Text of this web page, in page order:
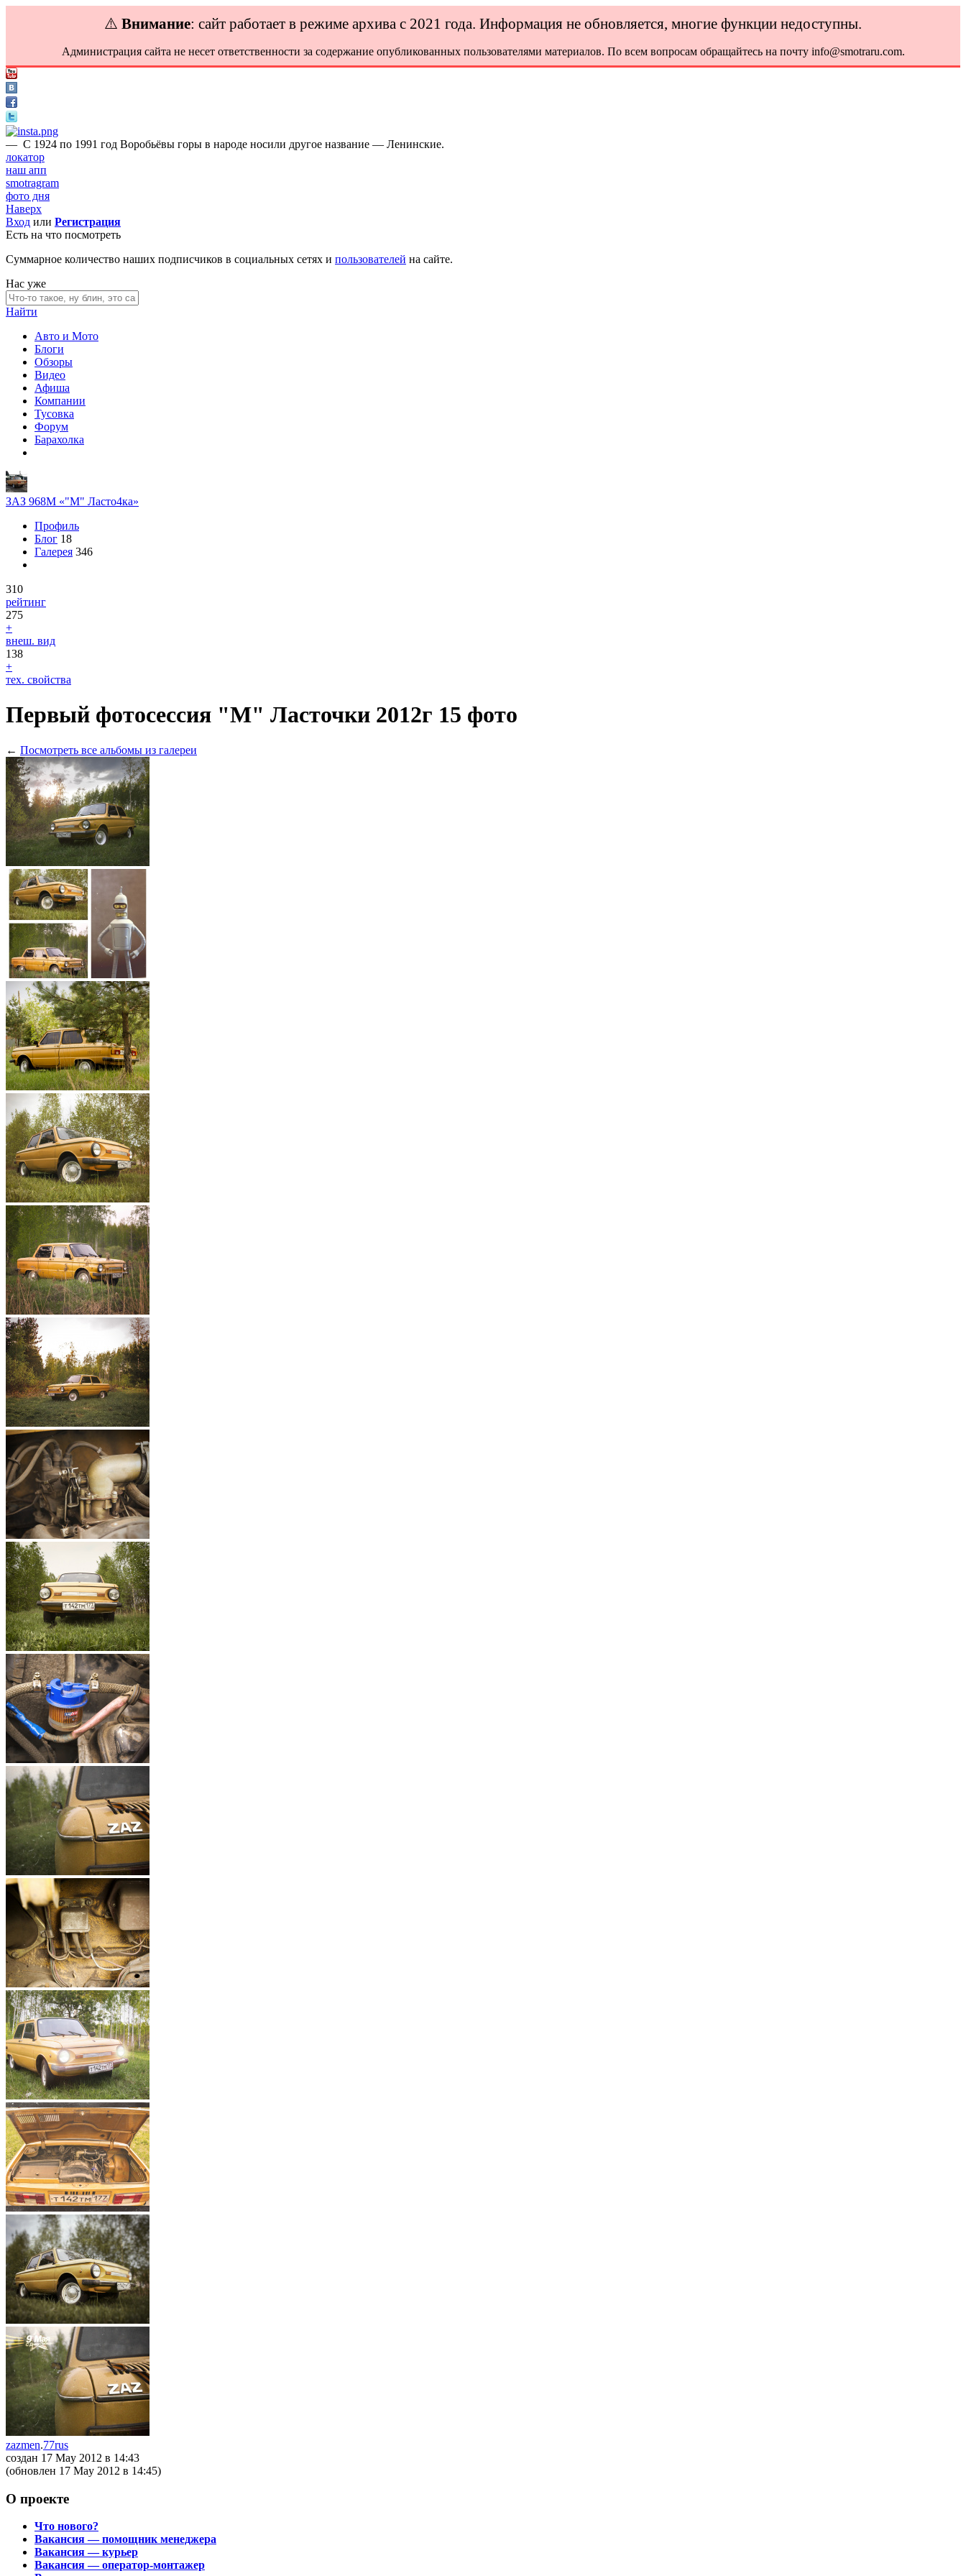
⚠️ Внимание: сайт работает в режиме архива с 2021 года. Информация не обновляется, многие функции недоступны.
Администрация сайта не несет ответственности за содержание опубликованных пользователями материалов. По всем вопросам обращайтесь на почту info@smotraru.com.
— С 1924 по 1991 год Воробьёвы горы в народе носили другое название — Ленинские.
локатор
наш апп
smotragram
фото дня
Наверх
Вход или Регистрация
Есть на что посмотреть
Суммарное количество наших подписчиков в социальных сетях и пользователей на сайте.
Нас уже
Найти
Авто и Мото
Блоги
Обзоры
Видео
Афиша
Компании
Тусовка
Форум
Барахолка
ЗАЗ 968M «"М" Ласто4ка»
Профиль
Блог 18
Галерея 346
310
рейтинг
275
+
внеш. вид
138
+
тех. свойства
Первый фотосессия "М" Ласточки 2012г 15 фото
← Посмотреть все альбомы из галереи
zazmen.77rus
создан 17 May 2012 в 14:43
(обновлен 17 May 2012 в 14:45)
О проекте
Что нового?
Вакансия — помощник менеджера
Вакансия — курьер
Вакансия — оператор-монтажер